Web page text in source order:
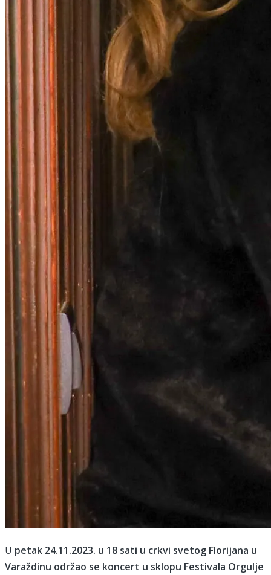
U petak 24.11.2023. u 18 sati u crkvi svetog Florijana u
Varaždinu održao se koncert u sklopu Festivala Orgulje